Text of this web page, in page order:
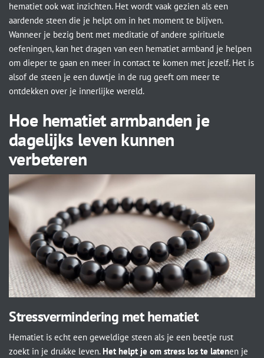
hematiet ook wat inzichten. Het wordt vaak gezien als een
aardende steen die je helpt om in het moment te blijven.
Wanneer je bezig bent met meditatie of andere spirituele
oefeningen, kan het dragen van een hematiet armband je helpen
om dieper te gaan en meer in contact te komen met jezelf. Het is
alsof de steen je een duwtje in de rug geeft om meer te
ontdekken over je innerlijke wereld.
Hoe hematiet armbanden je
dagelijks leven kunnen
verbeteren
Stressvermindering met hematiet
Hematiet is echt een geweldige steen als je een beetje rust
zoekt in je drukke leven. Het helpt je om stress los te latenen je